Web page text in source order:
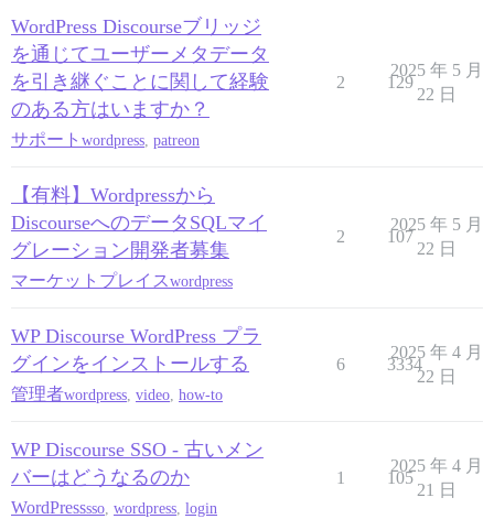
WordPress Discourseブリッジ
を通じてユーザーメタデータ
を引き継ぐことに関して経験
のある方はいますか？
サポート wordpress patreon
2 129
2025 年 5 月
22 日
【有料】Wordpressから
DiscourseへのデータSQLマイ
グレーション開発者募集
マーケットプレイス wordpress
2 107
2025 年 5 月
22 日
WP Discourse WordPress プラ
グインをインストールする
管理者wordpress video how-to
6 3334
2025 年 4 月
22 日
WP Discourse SSO - 古いメン
バーはどうなるのか
WordPresssso wordpress login
1 105
2025 年 4 月
21 日